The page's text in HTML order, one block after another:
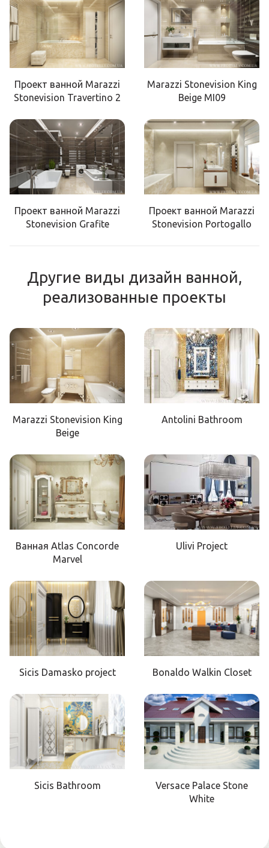
Проект ванной Marazzi
Stonevision Travertino 2
Marazzi Stonevision King
Beige MI09
Проект ванной Marazzi
Stonevision Grafite
Проект ванной Marazzi
Stonevision Portogallo
Другие виды дизайн ванной,
реализованные проекты
Marazzi Stonevision King
Beige
Antolini Bathroom
Ванная Atlas Concorde
Marvel
Ulivi Project
Sicis Damasko project Bonaldo Walkin Closet
Sicis Bathroom
Versace Palace Stone
White